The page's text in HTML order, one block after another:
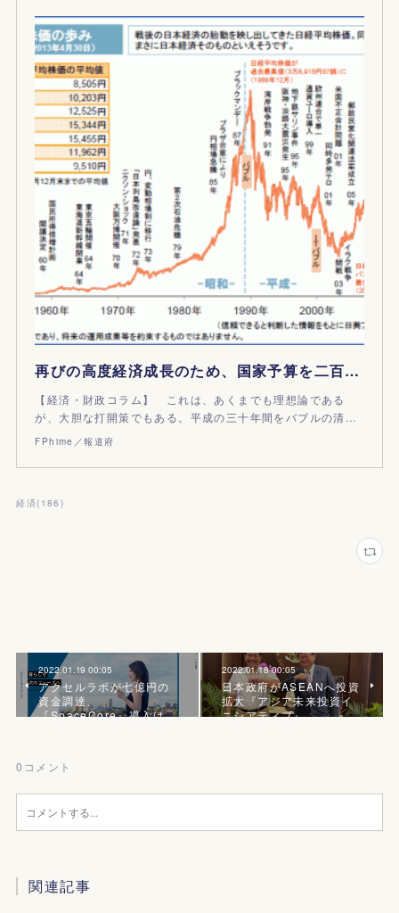
再びの高度経済成長のため、国家予算を二百兆円に
【経済・財政コラム】 これは、あくまでも理想論である
が、大胆な打開策でもある。平成の三十年間をバブルの清…
FPhime／報道府
経済( 186 )
2022.01.19 00:05
アクセルラボが七億円の
資金調達、
『SpaceCore』導入は…
2022.01.18 00:05
日本政府がASEANへ投資
拡大『アジア未来投資イ
ニシアティブ』
0 コメント
関連記事